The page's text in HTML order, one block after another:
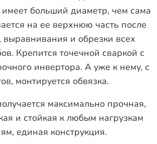
больший диаметр, чем сама
на ее верхнюю часть после
выравнивания и обрезки всех
Крепится точечной сваркой с
инвертора. А уже к нему, с
монтируется обвязка.
максимально прочная,
и стойкая к любым нагрузкам
единая конструкция.